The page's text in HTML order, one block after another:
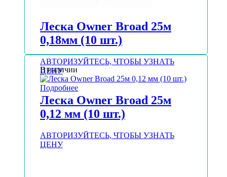
Леска Owner Broad 25м
0,18мм (10 шт.)
АВТОРИЗУЙТЕСЬ, ЧТОБЫ УЗНАТЬ
ЦЕНУ
Подробнее
В наличии
Леска Owner Broad 25м
0,12 мм (10 шт.)
АВТОРИЗУЙТЕСЬ, ЧТОБЫ УЗНАТЬ
ЦЕНУ